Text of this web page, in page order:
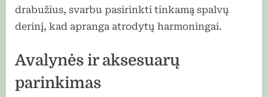
drabužius, svarbu pasirinkti tinkamą spalvų
derinį, kad apranga atrodytų harmoningai.
Avalynės ir aksesuarų
parinkimas